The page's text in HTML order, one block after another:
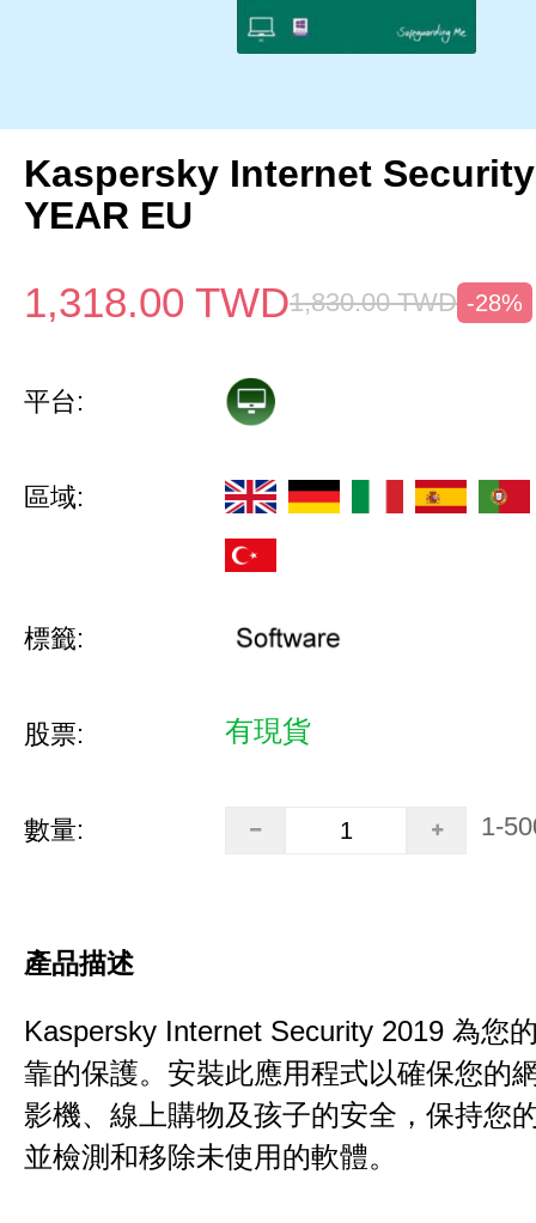
Kaspersky Internet
YEAR EU
1,318.00 TWD1,830.00 TWD -28%
平台:
區域:
標籤:
股票: 有現貨
數量: 1-
產品描述
Kaspersky Internet Security 2019 為您
靠的保護。安裝此應用程式以確保您的
影機、線上購物及孩子的安全，保持您
並檢測和移除未使用的軟體。